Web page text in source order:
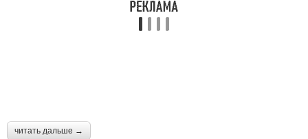
читать дальше →